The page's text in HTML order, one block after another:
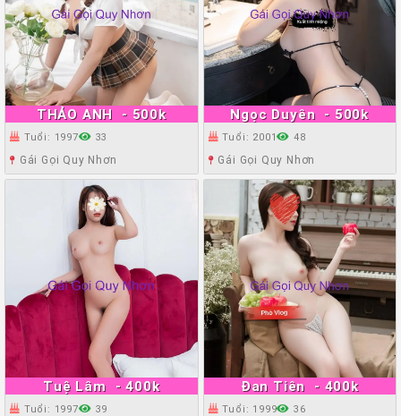
THẢO ANH - 500k
Tuổi: 1997 33
Gái Gọi Quy Nhơn
Ngọc Duyên - 500k
Tuổi: 2001 48
Gái Gọi Quy Nhơn
Tuệ Lâm - 400k
Tuổi: 1997 39
Đan Tiên - 400k
Tuổi: 1999 36